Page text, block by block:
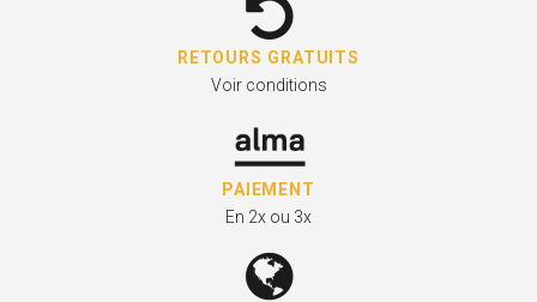
RETOURS GRATUITS
Voir conditions
PAIEMENT
En 2x ou 3x